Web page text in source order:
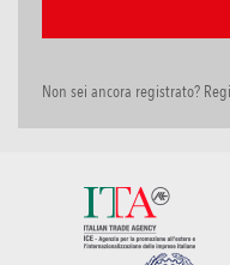
Non sei ancora registrato?